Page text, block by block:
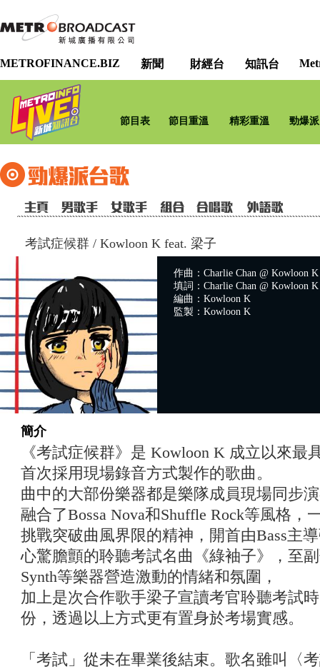
METROFINANCE.BIZ 新聞 財經台 知訊台
節目表 節目重溫 精彩重溫 勁爆
考試症候群 / Kowloon K feat. 梁子
作曲：Charlie Chan @ Kowloon K
填詞：Charlie Chan @ Kowloon K
編曲：Kowloon K
監製：Kowloon K
簡介
《考試症候群》是 Kowloon K 成立以來最
首次採用現場錄音方式製作的歌曲。
曲中的大部份樂器都是樂隊成員現場同步
融合了Bossa Nova和Shuffle Rock等風格，
挑戰突破曲風界限的精神，開首由Bass主
心驚膽顫的聆聽考試名曲《綠袖子》，至
Synth等樂器營造激動的情緒和氛圍，
加上是次合作歌手梁子宣讀考官聆聽考試
份，透過以上方式更有置身於考場實感。
「考試」從未在畢業後結束。歌名雖叫〈